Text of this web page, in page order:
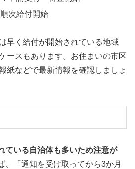
順次給付開始
早く給付が開始されている地域
ースもあります。お住まいの市区
紙などで最新情報を確認しましょ
ている自治体も多いため注意が
、「通知を受け取ってから3か月